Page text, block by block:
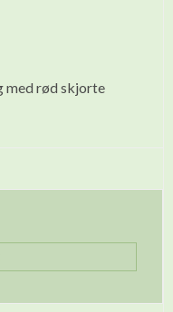
med rød skjorte